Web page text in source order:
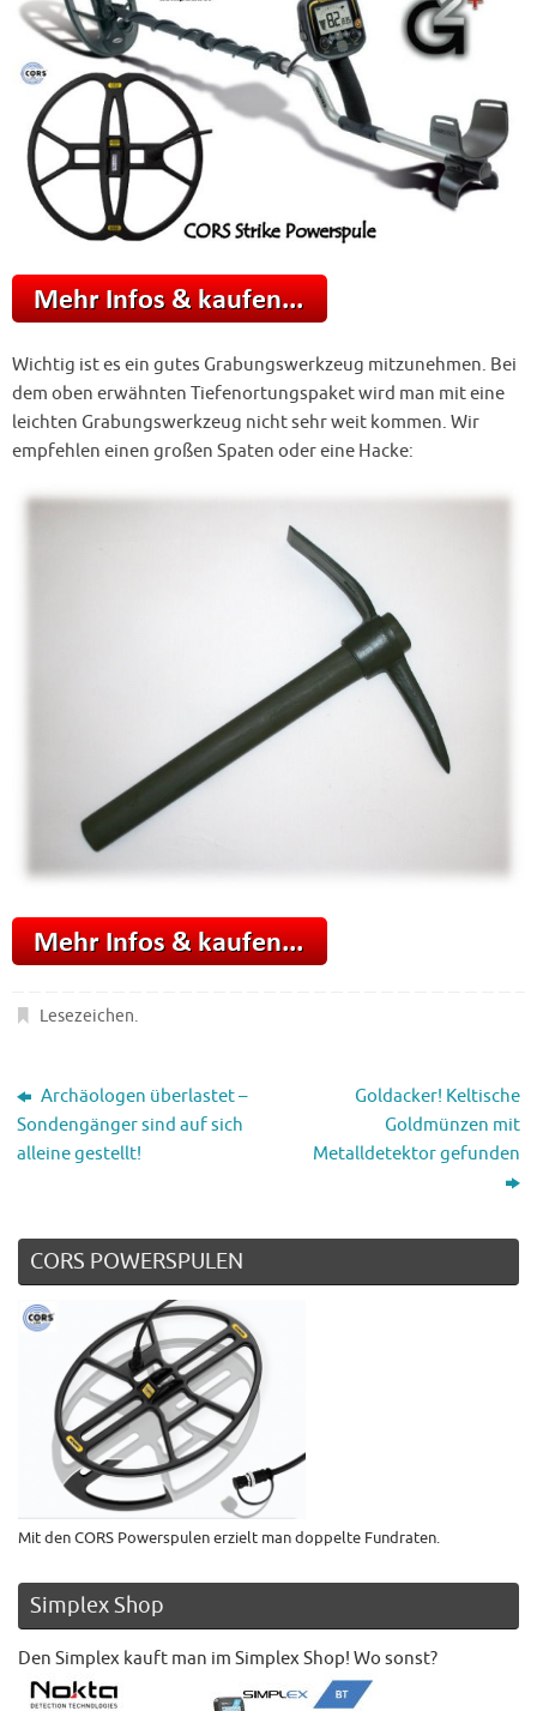
Wichtig ist es ein gutes Grabungswerkzeug mitzunehmen. Bei
dem oben erwähnten Tiefenortungspaket wird man mit eine
leichten Grabungswerkzeug nicht sehr weit kommen. Wir
empfehlen einen großen Spaten oder eine Hacke:
Lesezeichen.
Archäologen überlastet –
Sondengänger sind auf sich
alleine gestellt!
Goldacker! Keltische
Goldmünzen mit
Metalldetektor gefunden
CORS POWERSPULEN
Mit den CORS Powerspulen erzielt man doppelte Fundraten.
Simplex Shop
Den Simplex kauft man im Simplex Shop! Wo sonst?